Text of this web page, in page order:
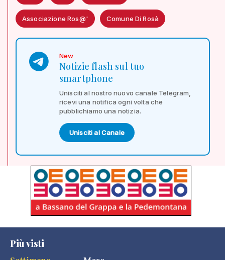
Associazione Ros@' Comune Di Rosà
New
Notizie flash sul tuo
smartphone
Unisciti al nostro nuovo canale Telegram,
ricevi una notifica ogni volta che
pubblichiamo una notizia.
Unisciti al Canale
Più visti